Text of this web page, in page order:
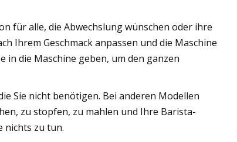
für alle, die Abwechslung wünschen oder ihre
Ihrem Geschmack anpassen und die Maschine
in die Maschine geben, um den ganzen
Sie nicht benötigen. Bei anderen Modellen
zu stopfen, zu mahlen und Ihre Barista-
nichts zu tun.